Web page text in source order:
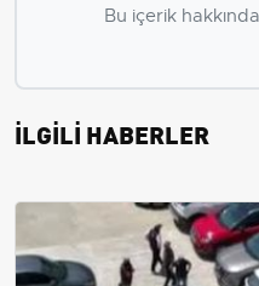
Bu içerik
İLGİLİ HABERLER